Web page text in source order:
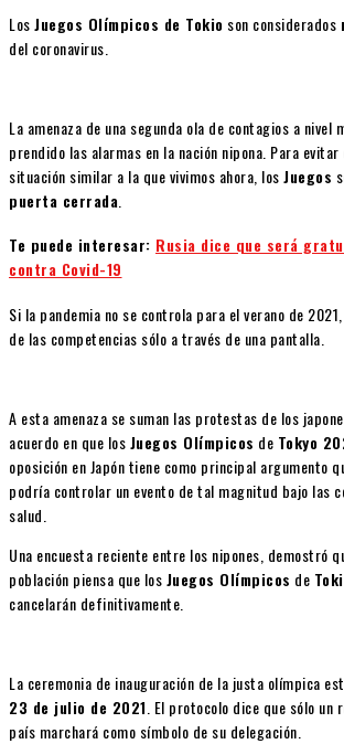
LosJuegos Olímpicos de Tokio son considerados
del coronavirus.
La amenaza de una segunda ola de contagios a nivel
prendido las alarmas en la nación nipona. Para
situación similar a la que vivimos ahora, losJuegos
puerta cerrada
Te puede interesar: Rusia dice que será
contra Covid-19
Si la pandemia no se controla para el verano de
de las competencias sólo a través de una pantalla.
A esta amenaza se suman las protestas de los
acuerdo en que losJuegos Olímpicos de Tokyo
oposición en Japón tiene como principal argumento
podría controlar un evento de tal magnitud bajo las
salud.
Una encuesta reciente entre los nipones, demostró
población piensa que losJuegos Olímpicos de
cancelarán definitivamente.
La ceremonia de inauguración de la justa olímpica
23 de julio de 2021 . El protocolo dice que sólo
país marchará como símbolo de su delegación.